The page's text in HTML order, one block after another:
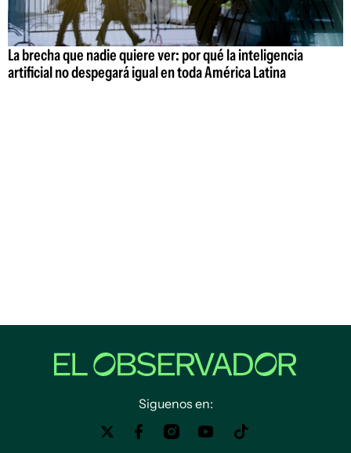
La brecha que nadie quiere ver: por qué la inteligencia
artificial no despegará igual en toda América Latina
Siguenos en: